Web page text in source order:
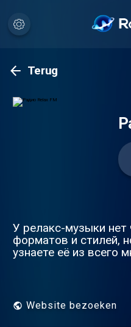
Terug
У релакс-музыки нет
форматов и стилей,
узнаете её из всего
неповторимы.
Website bezoeken